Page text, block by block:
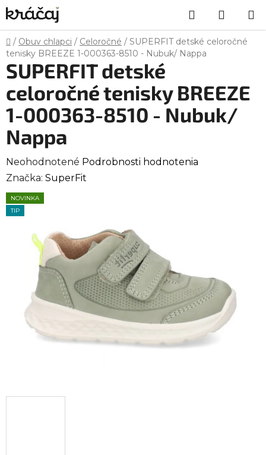
Prejsť
na
obsah
Hľadať
KOŠÍK
Domov
/ Obuv chlapci / Celoročné / SUPERFIT detské celoročné
tenisky BREEZE 1-000363-8510 - Nubuk/ Nappa
SUPERFIT detské
celoročné tenisky BREEZE
1-000363-8510 - Nubuk/
Nappa
Priemerné
hodnotenie
produktu
je
hviezdičiek.
Neohodnotené Podrobnosti hodnotenia
Značka: SuperFit
NOVINKA
TIP